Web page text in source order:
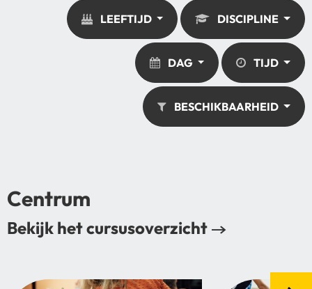
LEEFTIJD DISCIPLINE
DAG TIJD
BESCHIKBAARHEID
Centrum
Bekijk het cursusoverzicht